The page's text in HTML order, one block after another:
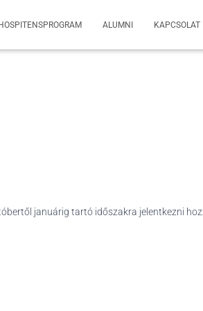
HOSPITENSPROGRAM ALUMNI KAPCSOLAT
januárig tartó időszakra jelentkezni